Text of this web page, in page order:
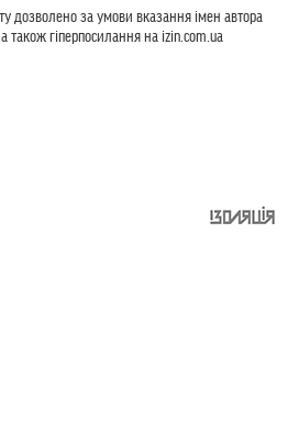
дозволено за умови вказання імен автора
а також гіперпосилання на izin.com.ua